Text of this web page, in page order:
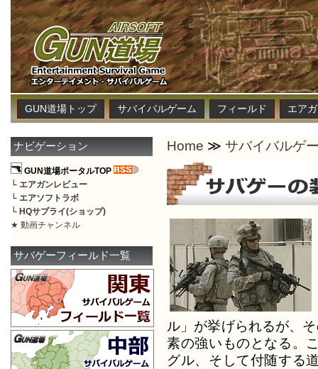
GUN道場トップ サバイバルゲーム フィールド エア
Home ≫ サバイバルゲ
ル」が挙げられるが、
素の強いものとなる。
グル、そして付随する
ナビゲーション
GUN道場ポータルTOP
└ エアガンレビュー
└ エアソフトラボ
└ HQサプライ(ショップ)
★ 動画チャンネル
サバゲーフィールド一覧